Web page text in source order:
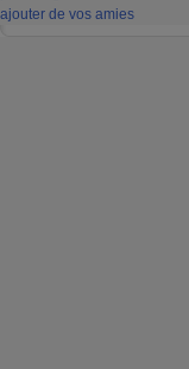
ajouter de vos amies